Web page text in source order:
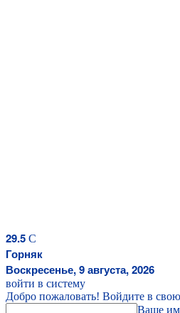
29.5 C
Горняк
Воскресенье, 9 августа, 2026
войти в систему
Добро пожаловать! Войдите в
Ваше